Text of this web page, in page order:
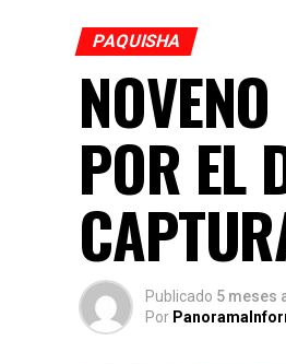
PAQUISHA
POR EL
Publicado 5 meses
Por